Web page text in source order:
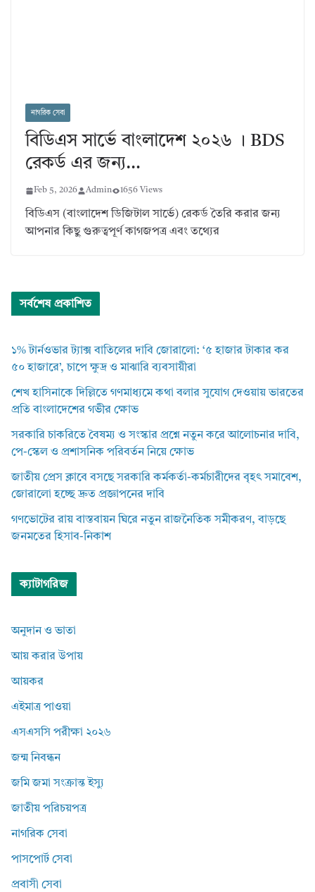
নাগরিক সেবা
বিডিএস সার্ভে বাংলাদেশ ২০২৬ । BDS
রেকর্ড এর জন্য…
Feb 5, 2026 Admin 1656 Views
বিডিএস (বাংলাদেশ ডিজিটাল সার্ভে) রেকর্ড তৈরি করার জন্য
আপনার কিছু গুরুত্বপূর্ণ কাগজপত্র এবং তথ্যের
সর্বশেষ প্রকাশিত
১% টার্নওভার ট্যাক্স বাতিলের দাবি জোরালো: ‘৫ হাজার টাকার কর
৫০ হাজারে’, চাপে ক্ষুদ্র ও মাঝারি ব্যবসায়ীরা
শেখ হাসিনাকে দিল্লিতে গণমাধ্যমে কথা বলার সুযোগ দেওয়ায় ভারতের
প্রতি বাংলাদেশের গভীর ক্ষোভ
সরকারি চাকরিতে বৈষম্য ও সংস্কার প্রশ্নে নতুন করে আলোচনার দাবি,
পে-স্কেল ও প্রশাসনিক পরিবর্তন নিয়ে ক্ষোভ
জাতীয় প্রেস ক্লাবে বসছে সরকারি কর্মকর্তা-কর্মচারীদের বৃহৎ সমাবেশ,
জোরালো হচ্ছে দ্রুত প্রজ্ঞাপনের দাবি
গণভোটের রায় বাস্তবায়ন ঘিরে নতুন রাজনৈতিক সমীকরণ, বাড়ছে
জনমতের হিসাব-নিকাশ
ক্যাটাগরিজ
অনুদান ও ভাতা
আয় করার উপায়
আয়কর
এইমাত্র পাওয়া
এসএসসি পরীক্ষা ২০২৬
জন্ম নিবন্ধন
জমি জমা সংক্রান্ত ইস্যু
জাতীয় পরিচয়পত্র
নাগরিক সেবা
পাসপোর্ট সেবা
প্রবাসী সেবা